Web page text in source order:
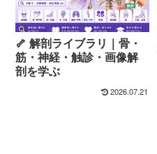
🦴 解剖ライブラリ｜骨・
筋・神経・触診・画像解
剖を学ぶ
2026.07.21